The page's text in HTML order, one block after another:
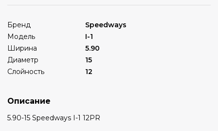
Бренд
Speedways
Модель
I-1
Ширина
5.90
Диаметр
15
Слойность
12
Описание
5.90-15 Speedways I-1 12PR